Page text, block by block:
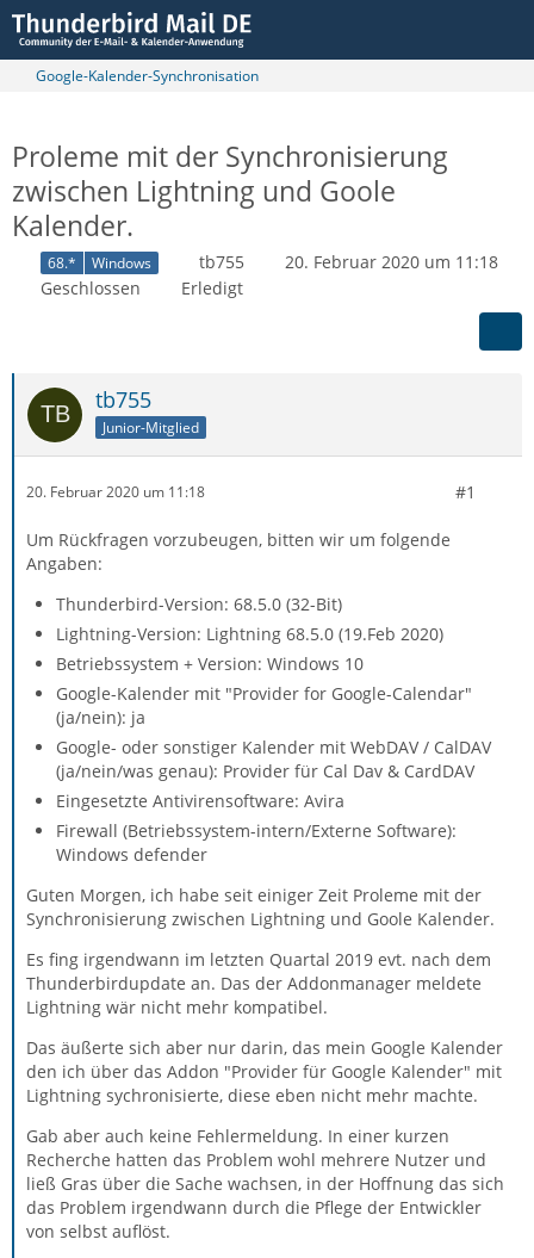
Google-Kalender-Synchronisation
Proleme mit der Synchronisierung
zwischen Lightning und Goole
Kalender.
68.* Windows tb755
20. Februar 2020 um 11:18
Geschlossen
Erledigt
tb755
Junior-Mitglied
20. Februar 2020 um 11:18 #1
Um Rückfragen vorzubeugen, bitten wir um folgende
Angaben:
Thunderbird-Version: 68.5.0 (32-Bit)
Lightning-Version: Lightning 68.5.0 (19.Feb 2020)
Betriebssystem + Version: Windows 10
Google-Kalender mit "Provider for Google-Calendar"
(ja/nein): ja
Google- oder sonstiger Kalender mit WebDAV / CalDAV
(ja/nein/was genau): Provider für Cal Dav & CardDAV
Eingesetzte Antivirensoftware: Avira
Firewall (Betriebssystem-intern/Externe Software):
Windows defender
Guten Morgen, ich habe seit einiger Zeit Proleme mit der
Synchronisierung zwischen Lightning und Goole Kalender.
Es fing irgendwann im letzten Quartal 2019 evt. nach dem
Thunderbirdupdate an. Das der Addonmanager meldete
Lightning wär nicht mehr kompatibel.
Das äußerte sich aber nur darin, das mein Google Kalender
den ich über das Addon "Provider für Google Kalender" mit
Lightning sychronisierte, diese eben nicht mehr machte.
Gab aber auch keine Fehlermeldung. In einer kurzen
Recherche hatten das Problem wohl mehrere Nutzer und
ließ Gras über die Sache wachsen, in der Hoffnung das sich
das Problem irgendwann durch die Pflege der Entwickler
von selbst auflöst.